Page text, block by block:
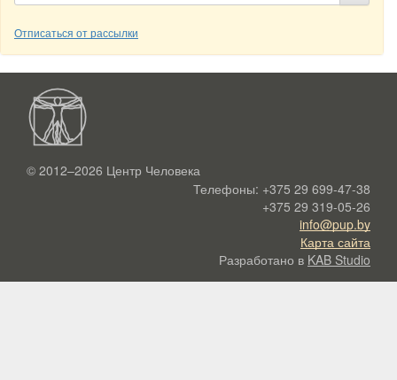
Отписаться от рассылки
© 2012–2026 Центр Человека
Телефоны: +375 29 699-47-38
+375 29 319-05-26
info@pup.by
Карта сайта
Разработано в KAB Studio